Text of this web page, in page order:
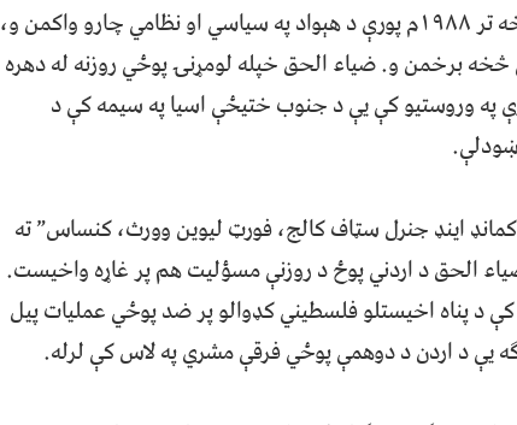
وروسته جنرال ضیاء الحق، چې له ۱۹۷۶م څخه تر ۱۹۸۸م پورې د هېواد په سیاسي او نظامي چارو واکمن و،
څخه برخمن و. ضیاء الحق خپله لومړنۍ پوځي روزنه له دهره
په وروستیو کې یې د جنوب ختیځې اسیا په سیمه کې د
اینډ جنرل سټاف کالج، فورټ لیوین وورث، کنساس” ته
کې ضیاء الحق د اردني پوځ د روزنې مسؤلیت هم پر غاړه واخیست.
کې د پناه اخیستلو فلسطیني کډوالو پر ضد پوځي عملیات پیل
یې د اردن د دوهمې پوځي فرقې مشري په لاس کې لرله.